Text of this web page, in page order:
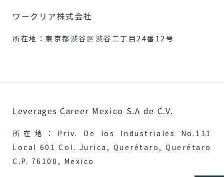
ワークリア株式会社
所在地：東京都渋谷区渋谷二丁目24番12号
Leverages Career Mexico S.A de C.V.
所在地：Priv. De los Industriales No.111
Local 601 Col. Jurica, Querétaro, Querétaro
C.P. 76100, Mexico